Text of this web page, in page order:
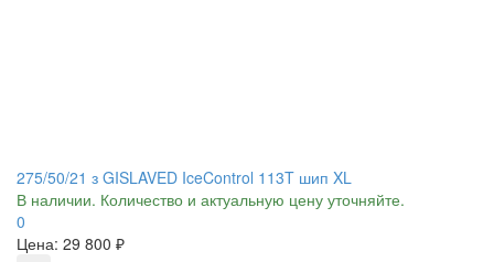
275/50/21 з GISLAVED IceControl 113T шип XL
В наличии. Количество и актуальную цену уточняйте.
0
Цена: 29 800 ₽